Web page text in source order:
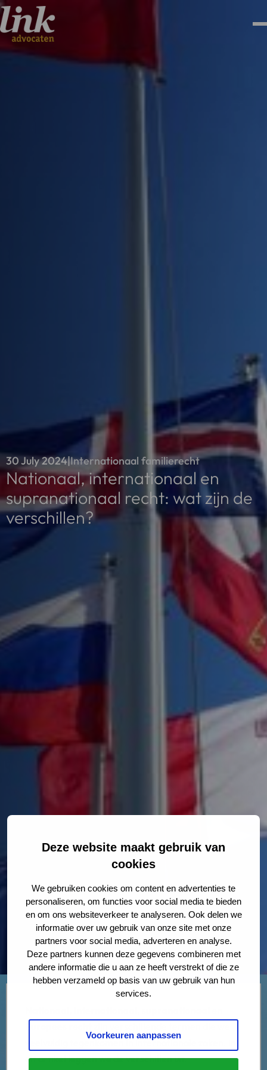
Deze website maakt gebruik van
cookies
We gebruiken cookies om content en advertenties te
personaliseren, om functies voor social media te bieden
en om ons websiteverkeer te analyseren. Ook delen we
informatie over uw gebruik van onze site met onze
partners voor social media, adverteren en analyse.
Deze partners kunnen deze gegevens combineren met
andere informatie die u aan ze heeft verstrekt of die ze
hebben verzameld op basis van uw gebruik van hun
services.
Voorkeuren aanpassen
30 July 2024|Internationaal familierecht
Nationaal, internationaal en
supranationaal recht: wat zijn de
verschillen?
veelvuldig tegenkomen in internationale zaken. In
dit artikel leggen we de verschillen uit.